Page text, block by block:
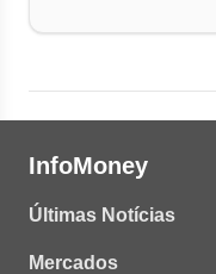
InfoMoney
Últimas Notícias
Mercados